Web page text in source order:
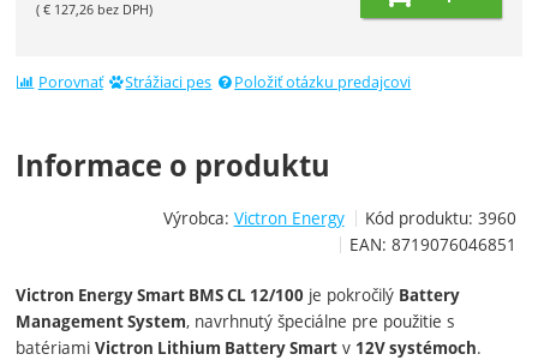
( € 127,26 bez DPH)
Porovnať Strážiaci pes Položiť otázku predajcovi
Informace o produktu
Výrobca: Victron Energy Kód produktu: 3960
EAN: 8719076046851
Victron Energy Smart BMS CL 12/100 je pokročilý Battery
Management System, navrhnutý špeciálne pre použitie s
batériamiVictron Lithium Battery Smart v 12V systémoch.